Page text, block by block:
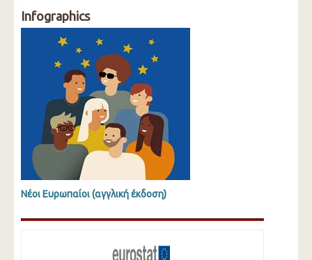
Infographics
Νέοι Ευρωπαίοι (αγγλική έκδοση)